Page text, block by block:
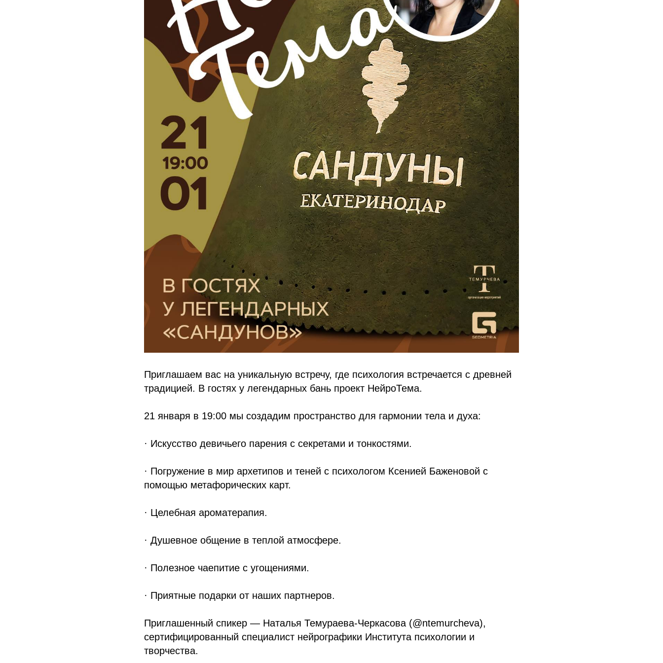
Приглашаем вас на уникальную встречу, где психология встречается с древней
традицией. В гостях у легендарных бань проект НейроТема.
21 января в 19:00 мы создадим пространство для гармонии тела и духа:
· Искусство девичьего парения с секретами и тонкостями.
· Погружение в мир архетипов и теней с психологом Ксенией Баженовой с
помощью метафорических карт.
· Целебная ароматерапия.
· Душевное общение в теплой атмосфере.
· Полезное чаепитие с угощениями.
· Приятные подарки от наших партнеров.
Приглашенный спикер — Наталья Темураева-Черкасова (@ntemurcheva),
сертифицированный специалист нейрографики Института психологии и
творчества.